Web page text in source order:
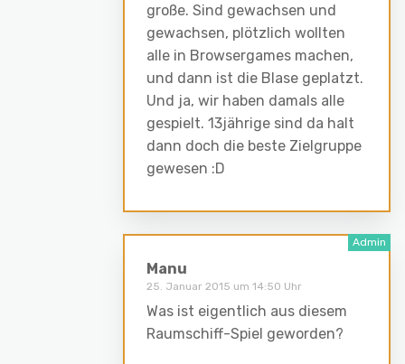
große. Sind gewachsen und
gewachsen, plötzlich wollten
alle in Browsergames machen,
und dann ist die Blase geplatzt.
Und ja, wir haben damals alle
gespielt. 13jährige sind da halt
dann doch die beste Zielgruppe
gewesen :D
Manu
25. Januar 2015 um 14:50 Uhr
Was ist eigentlich aus diesem
Raumschiff-Spiel geworden?